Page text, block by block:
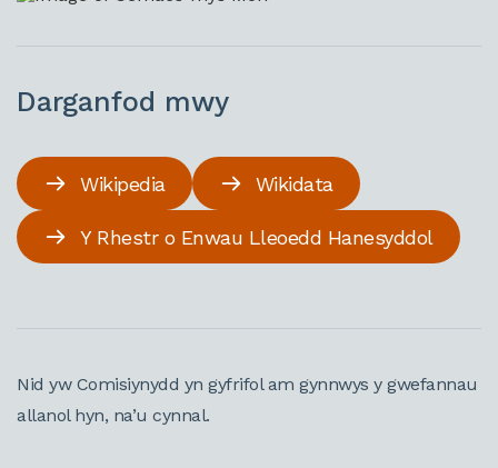
Darganfod mwy
Wikipedia Wikidata
Y Rhestr o Enwau Lleoedd Hanesyddol
Nid yw Comisiynydd yn gyfrifol am gynnwys y gwefannau
allanol hyn, na’u cynnal.